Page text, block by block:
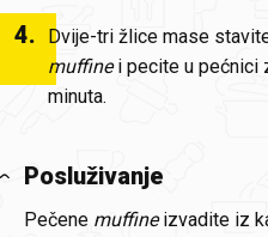
4.
Dvije-tri žlice mase
muffinei pecite u pećnici
minuta.
Posluživanje
Pečene muffineizvadite iz